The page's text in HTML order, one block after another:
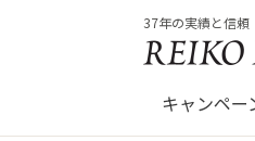
37年の実績と信
キャンペー